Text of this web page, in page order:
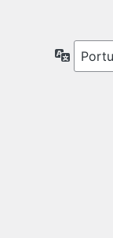
Idioma